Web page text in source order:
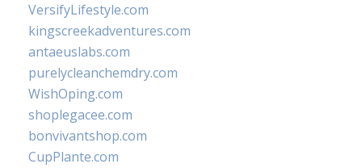
VersifyLifestyle.com
kingscreekadventures.com
antaeuslabs.com
purelycleanchemdry.com
WishOping.com
shoplegacee.com
bonvivantshop.com
CupPlante.com